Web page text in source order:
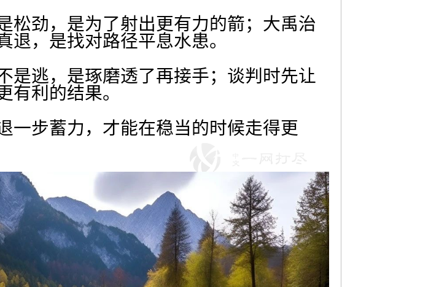
松劲，是为了射出更有力的箭；大禹治
，是找对路径平息水患。
是逃，是琢磨透了再接手；谈判时先让
有利的结果。
一步蓄力，才能在稳当的时候走得更